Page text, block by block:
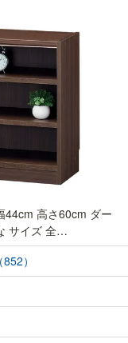
かないよう、巾木をよ
ます。
44cm 高さ60cm ダー
サイズ 全…
（852）